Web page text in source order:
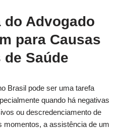
do Advogado
para Causas
Saúde
Brasil pode ser uma tarefa
quando há negativas
ou descredenciamento de
a assistência de um